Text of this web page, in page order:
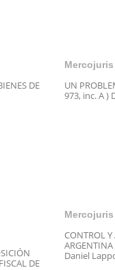
DE
Mercojuris
UN
973, inc. A )
DE
Mercojuris
CONTROL
Daniel